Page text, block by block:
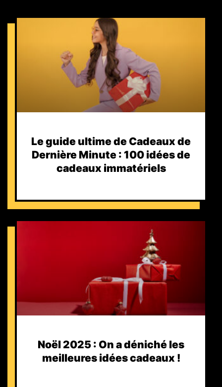
Le guide ultime de Cadeaux de
Dernière Minute : 100 idées de
cadeaux immatériels
Noël 2025 : On a déniché les
meilleures idées cadeaux !